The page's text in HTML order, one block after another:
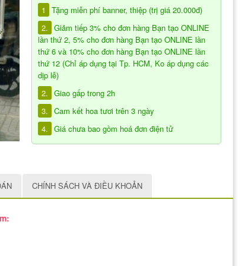
1
Tặng miễn phí banner, thiệp (trị giá 20.000đ)
2. Giảm tiếp 3% cho đơn hàng Bạn tạo ONLINE
lần thứ 2, 5% cho đơn hàng Bạn tạo ONLINE lần
thứ 6 và 10% cho đơn hàng Bạn tạo ONLINE lần
thứ 12 (Chỉ áp dụng tại Tp. HCM, Ko áp dụng các
dịp lễ)
2. Giao gấp trong 2h
3. Cam kết hoa tươi trên 3 ngày
4. Giá chưa bao gồm hoá đơn điện tử
CHÍNH SÁCH VÀ ĐIỀU KHOẢN